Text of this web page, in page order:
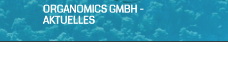
ORGANOMICS GMBH -
AKTUELLES